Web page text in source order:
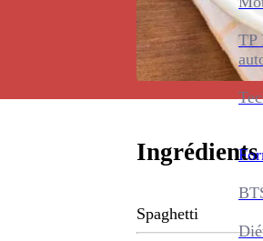
TP
Spaghetti